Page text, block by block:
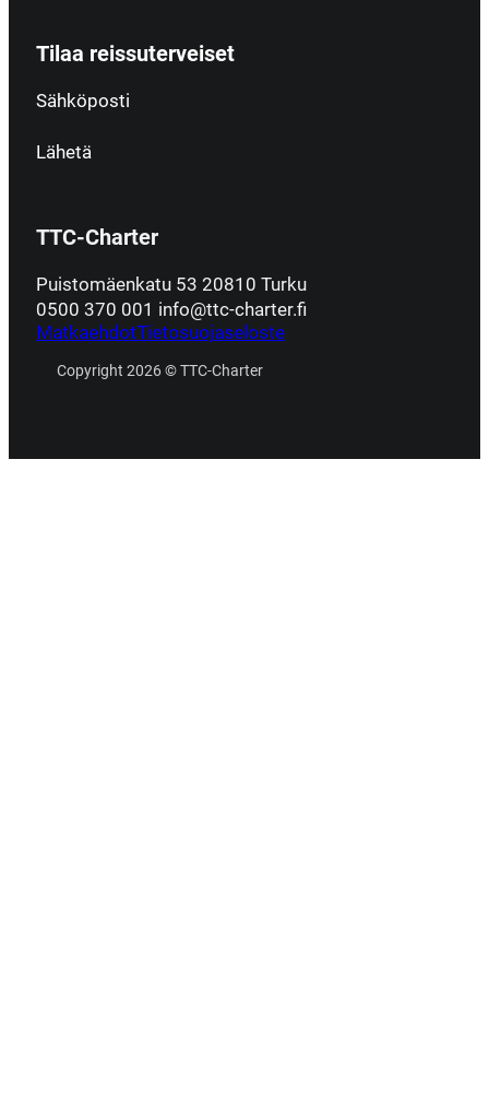
Tilaa reissuterveiset
Section
Sähköposti
Lähetä
TTC-Charter
Puistomäenkatu 53 20810 Turku
0500 370 001 info@ttc-charter.fi
MatkaehdotTietosuojaseloste
Copyright 2026 © TTC-Charter